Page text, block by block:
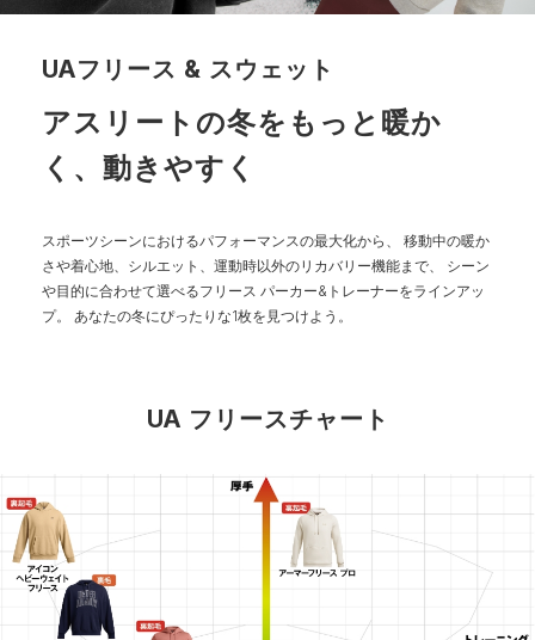
UAフリース & スウェット
アスリートの冬をもっと暖か
く、動きやすく
スポーツシーンにおけるパフォーマンスの最大化から、
移動中の暖か
さや着心地、シルエット、運動時以外のリカバリー機能まで、
シーン
や目的に合わせて選べるフリース パーカー&トレーナーをラインアッ
プ。
あなたの冬にぴったりな1枚を見つけよう。
UA フリースチャート